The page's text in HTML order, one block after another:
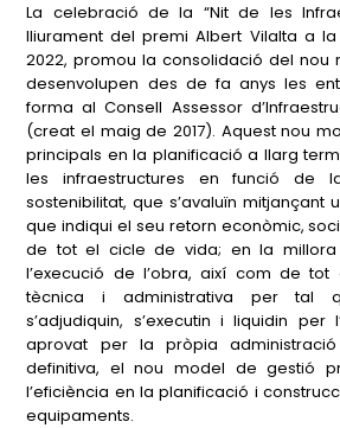
La celebració de la “Nit de les
lliurament del premi Albert Vilalta a la
2022, promou la consolidació del nou
desenvolupen des de fa anys les
forma al Consell Assessor
(creat el maig de 2017). Aquest nou
principals en la planificació a llarg
les infraestructures en funció de
sostenibilitat, que s’avaluïn mitjançant
que indiqui el seu retorn econòmic,
de tot el cicle de vida; en la
l’execució de l’obra, així com de
tècnica i administrativa per tal
s’adjudiquin, s’executin i liquidin per
aprovat per la pròpia administració
definitiva, el nou model de gestió
l’eficiència en la planificació i
equipaments.